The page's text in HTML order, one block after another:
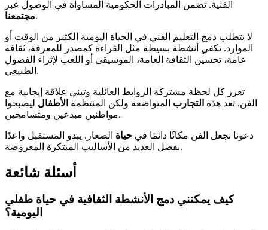
الفنية. تضمن المبادرات الحكومية المساواة في الوصول عبر
مجتمعنا.
لا يتطلب دمج التعليم الفني في الحياة اليومية الكثير من الوقت أو
الموارد. تكفي أنشطة بسيطة مثل القراءة كمصدر للمعرفة، ثقافة
عامة، تحسين الثقافة العامة، الموسيقى أو اللعب لإثراء الفضول
الطبيعي.
تعزز كل لحظة مشتركة الروابط العائلية وتبني علاقة إيجابية مع
الفن. تعد هذه التجارب المتواضعة ولكن المنتظمة الأطفال ليصبحوا
مواطنين مبدعين ومتسامحين.
دعونا نجعل الفن مكانًا دائمًا في حياة الصغار. يبدو المستقبل واعدًا
بفضل العديد من الأساليب المبتكرة المعروضة.
أسئلة شائعة
كيف يمكنني دمج الأنشطة الثقافية في حياة طفلي
اليومية؟